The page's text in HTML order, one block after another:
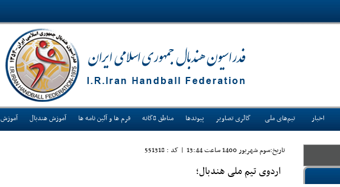
اخبار تیم‌های ملی گالری تصاویر پیوندها مناطق 8گانه فرم ها و آئین نامه ها آموزش هندبال آموزش
تاريخ:سوم شهريور 1400 ساعت 13:44 | کد : 551318
اردوی تیم ملی هندبال؛